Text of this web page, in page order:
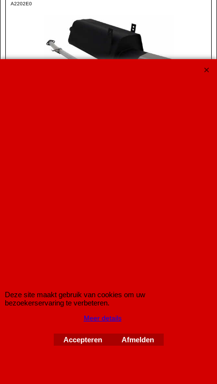
A2202E0
Kat vervanger BMW 316i / 318i 3-serie E36
Deze site maakt gebruik van cookies om uw
bezoekerservaring te verbeteren.
Meer details
Accepteren Afmelden